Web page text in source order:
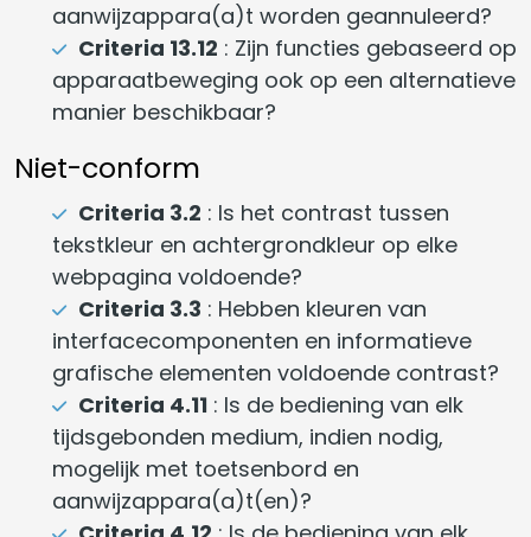
aanwijzappara(a)t worden geannuleerd?
Criteria 13.12 : Zijn functies gebaseerd op
apparaatbeweging ook op een alternatieve
manier beschikbaar?
Niet-conform
Criteria 3.2 : Is het contrast tussen
tekstkleur en achtergrondkleur op elke
webpagina voldoende?
Criteria 3.3 : Hebben kleuren van
interfacecomponenten en informatieve
grafische elementen voldoende contrast?
Criteria 4.11 : Is de bediening van elk
tijdsgebonden medium, indien nodig,
mogelijk met toetsenbord en
aanwijzappara(a)t(en)?